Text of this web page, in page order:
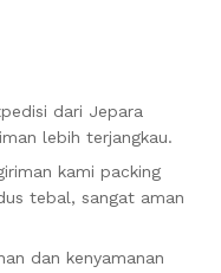
dari Jepara
lebih terjangkau.
kami packing
tebal, sangat aman
dan kenyamanan